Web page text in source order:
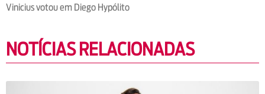
Vinicius votou em Diego Hypólito
NOTÍCIAS RELACIONADAS